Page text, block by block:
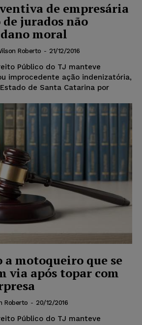
de empresária
jurados não
moral
Roberto - 21/12/2016
Público do TJ manteve
improcedente ação indenizatória,
de Santa Catarina por
a motoqueiro que se
via após topar com
Roberto - 20/12/2016
Público do TJ manteve